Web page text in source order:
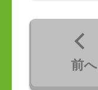
前へ